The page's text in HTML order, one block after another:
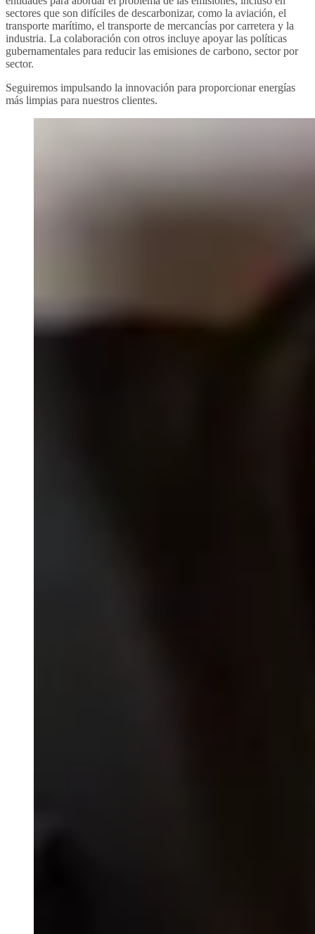
sectores que son difíciles de descarbonizar, como la aviación, el
transporte marítimo, el transporte de mercancías por carretera y la
industria. La colaboración con otros incluye apoyar las políticas
gubernamentales para reducir las emisiones de carbono, sector por
sector.
Seguiremos impulsando la innovación para proporcionar energías
más limpias para nuestros clientes.